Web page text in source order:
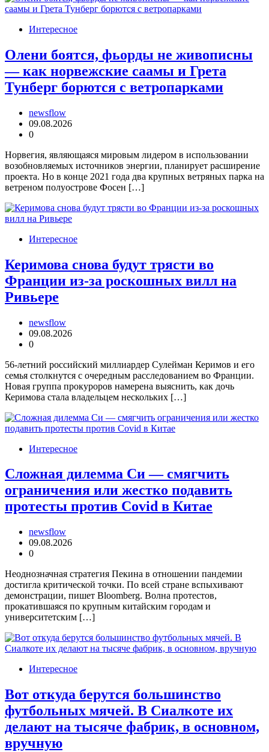
Интересное
Олени боятся, фьорды не живописны
— как норвежские саамы и Грета
Тунберг борются с ветропарками
newsflow
09.08.2026
0
Норвегия, являющаяся мировым лидером в использовании
возобновляемых источников энергии, планирует расширение
проекта. Но в конце 2021 года два крупных ветряных парка на
ветреном полуострове Фосен […]
Интересное
Керимова снова будут трясти во
Франции из-за роскошных вилл на
Ривьере
newsflow
09.08.2026
0
56-летний российский миллиардер Сулейман Керимов и его
семья столкнутся с очередным расследованием во Франции.
Новая группа прокуроров намерена выяснить, как дочь
Керимова стала владельцем нескольких […]
Интересное
Сложная дилемма Си — смягчить
ограничения или жестко подавить
протесты против Covid в Китае
newsflow
09.08.2026
0
Неоднозначная стратегия Пекина в отношении пандемии
достигла критической точки. По всей стране вспыхивают
демонстрации, пишет Bloomberg. Волна протестов,
прокатившаяся по крупным китайским городам и
университетским […]
Интересное
Вот откуда берутся большинство
футбольных мячей. В Сиалкоте их
делают на тысяче фабрик, в основном,
вручную